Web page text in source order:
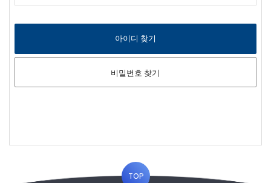
아이디 찾기
비밀번호 찾기
TOP